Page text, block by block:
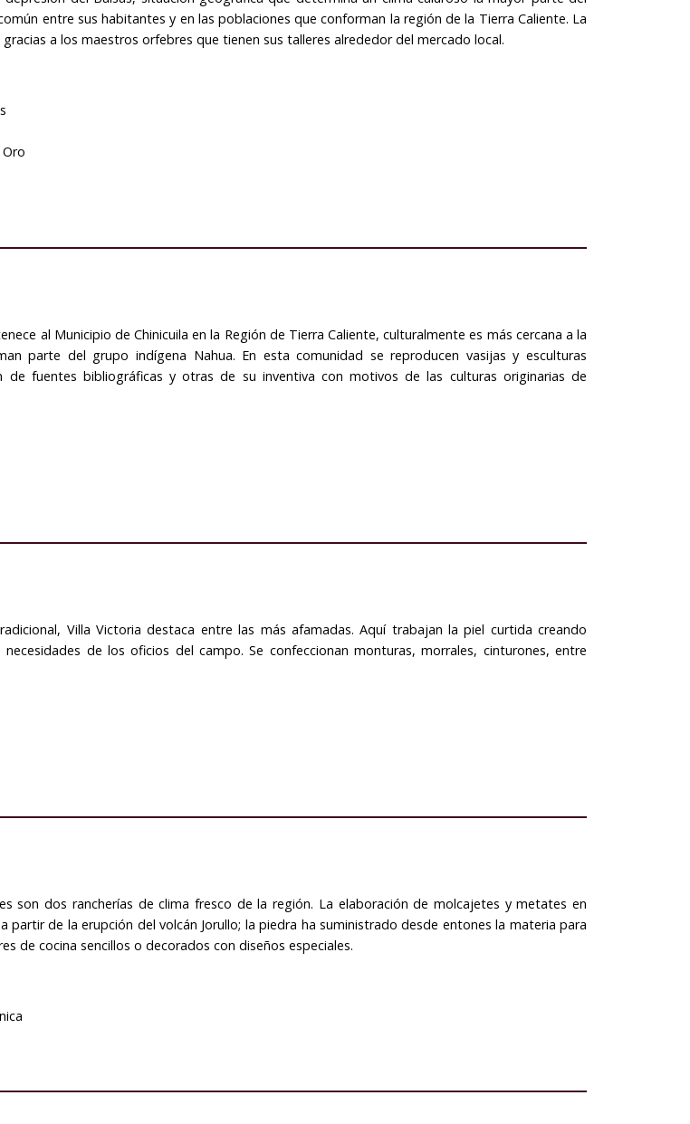
entre sus habitantes y en las poblaciones que conforman la región de la Tierra Caliente. La
a los maestros orfebres que tienen sus talleres alrededor del mercado local.
al Municipio de Chinicuila en la Región de Tierra Caliente, culturalmente es más cercana a la
parte del grupo indígena Nahua. En esta comunidad se reproducen vasijas y esculturas
de fuentes bibliográficas y otras de su inventiva con motivos de las culturas originarias de
Villa Victoria destaca entre las más afamadas. Aquí trabajan la piel curtida creando
de los oficios del campo. Se confeccionan monturas, morrales, cinturones, entre
son dos rancherías de clima fresco de la región. La elaboración de molcajetes y metates en
partir de la erupción del volcán Jorullo; la piedra ha suministrado desde entones la materia para
de cocina sencillos o decorados con diseños especiales.